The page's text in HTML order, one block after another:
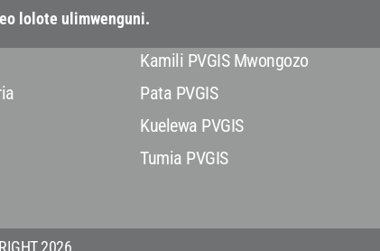
lolote ulimwenguni.
Kamili PVGIS Mwongozo
Pata PVGIS
Kuelewa PVGIS
Tumia PVGIS
2026